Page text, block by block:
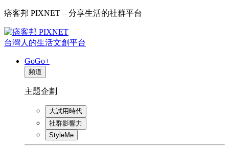
痞客邦 PIXNET – 分享生活的社群平台
台灣人的生活文創平台
GoGo+
頻道
主題企劃
大試用時代
社群影響力
StyleMe